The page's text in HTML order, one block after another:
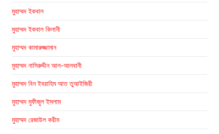
মুহাম্মদ ইকবাল
মুহাম্মদ ইকবাল কিলানী
মুহাম্মদ কামারুজ্জামান
মুহাম্মদ নাসিরুদ্দীন আল-আলবানী
মুহাম্মদ বিন ইবরাহিম আত তুআইজিরী
মুহাম্মদ মুফীজুল ইসলাম
মুহাম্মদ রেজাউল করীম